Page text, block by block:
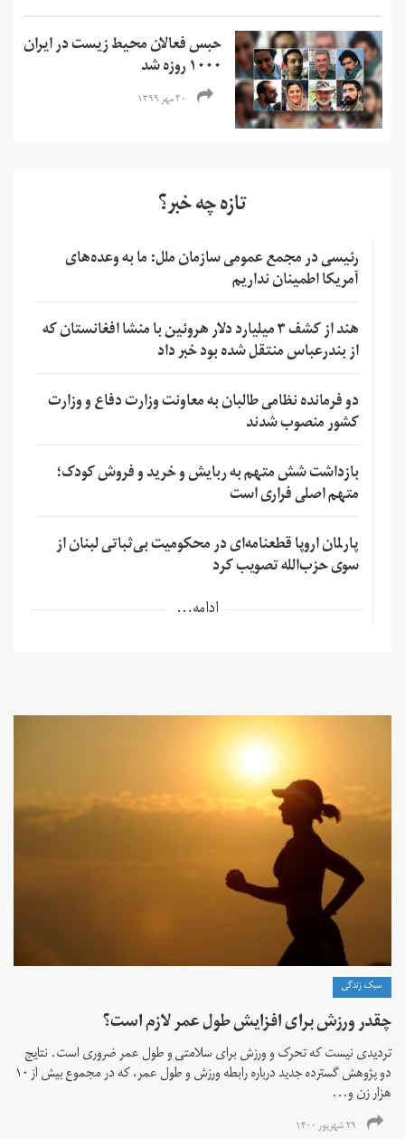
حبس فعالان محیط زیست در ایران
۱۰۰۰ روزه شد
۳۰ مهر ۱۳۹۹
تازه چه خبر؟
رئیسی در مجمع عمومی سازمان ملل: ما به وعده‌های
آمریکا اطمینان نداریم
هند از کشف ۳ میلیارد دلار هروئین با منشا افغانستان که
از بندرعباس منتقل شده بود خبر داد
دو فرمانده نظامی طالبان به معاونت وزارت دفاع و وزارت
کشور منصوب شدند
بازداشت شش متهم به ربایش و خرید و فروش کودک؛
متهم اصلی فراری است
پارلمان اروپا قطعنامه‌ای در محکومیت بی‌ثباتی لبنان از
سوی حزب‌الله تصویب کرد
ادامه...
سبک زندگی
چقدر ورزش برای افزایش طول عمر لازم است؟
تردیدی نیست که تحرک و ورزش برای سلامتی و طول عمر ضروری است. نتایج
دو پژوهش گسترده جدید درباره رابطه ورزش و طول عمر، که در مجموع بیش از ۱۰
هزار زن و...
۲۹ شهریور ۱۴۰۰